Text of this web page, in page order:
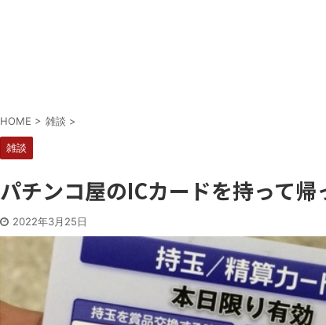
HOME > 雑談 >
雑談
パチンコ屋のICカードを持って帰
2022年3月25日